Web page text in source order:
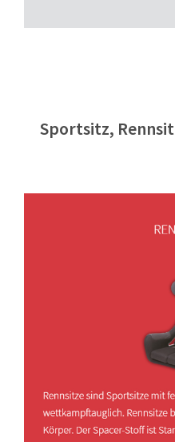
Sportsitz,